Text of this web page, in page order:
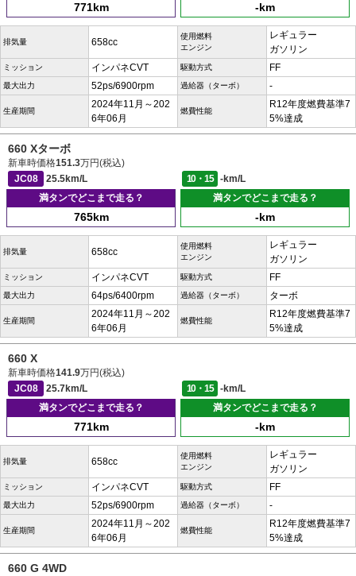
771km -km
排気量 658cc
使用燃料
エンジン
レギュラー
ガソリン
ミッション インパネCVT 駆動方式 FF
最大出力 52ps/6900rpm 過給器（ターボ） -
生産期間
2024年11月～202
6年06月
燃費性能
R12年度燃費基準7
5%達成
660 Xターボ
新車時価格151.3万円(税込)
JC08
25.5km/L 10・15
-km/L
満タンでどこまで走る？
765km
満タンでどこまで走る？
-km
排気量 658cc
使用燃料
エンジン
レギュラー
ガソリン
ミッション インパネCVT 駆動方式 FF
最大出力 64ps/6400rpm 過給器（ターボ） ターボ
生産期間
2024年11月～202
6年06月
燃費性能
R12年度燃費基準7
5%達成
660 X
新車時価格141.9万円(税込)
JC08
25.7km/L 10・15
-km/L
満タンでどこまで走る？
771km
満タンでどこまで走る？
-km
排気量 658cc
使用燃料
エンジン
レギュラー
ガソリン
ミッション インパネCVT 駆動方式 FF
最大出力 52ps/6900rpm 過給器（ターボ） -
生産期間
2024年11月～202
6年06月
燃費性能
R12年度燃費基準7
5%達成
660 G 4WD